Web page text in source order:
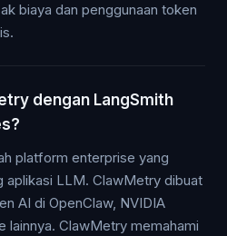
biaya dan penggunaan token
dengan LangSmith
platform enterprise yang
aplikasi LLM. ClawMetry dibuat
AI di OpenClaw, NVIDIA
lainnya. ClawMetry memahami